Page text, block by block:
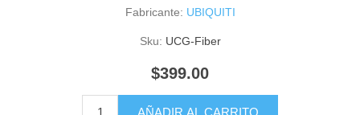
Fabricante: UBIQUITI
Sku: UCG-Fiber
$399.00